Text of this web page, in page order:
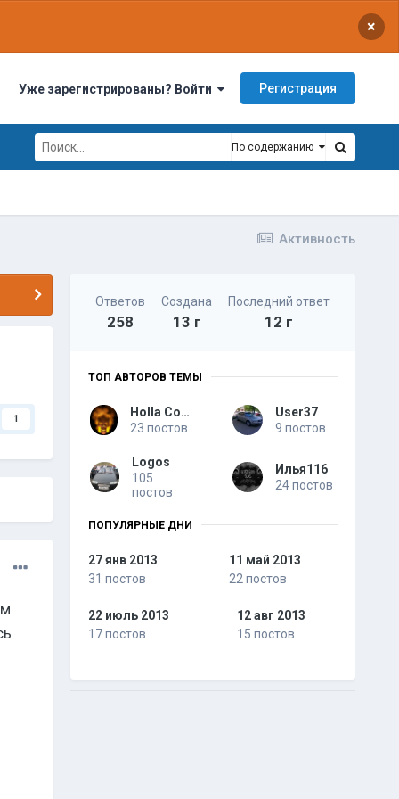
×
Уже зарегистрированы? Войти Регистрация
По содержанию
Активность
1
Ответов
258
Создана
13 г
Последний ответ
12 г
ТОП АВТОРОВ ТЕМЫ
Holla Coast
23 постов
User37
9 постов
Logos
105
постов
Илья116
24 постов
ПОПУЛЯРНЫЕ ДНИ
27 янв 2013
31 постов
11 май 2013
22 постов
22 июль 2013
17 постов
12 авг 2013
15 постов